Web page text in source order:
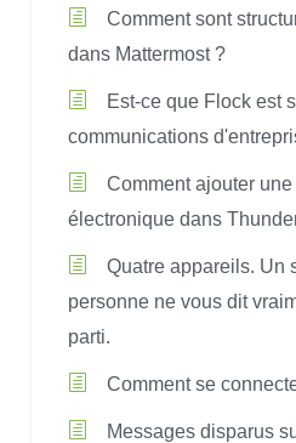
Comment sont
dans Mattermost ?
Est-ce que Flock est
communications
Comment ajouter
électronique dans
Quatre appareils. Un
personne ne vous dit
parti.
Comment se
Messages disparus